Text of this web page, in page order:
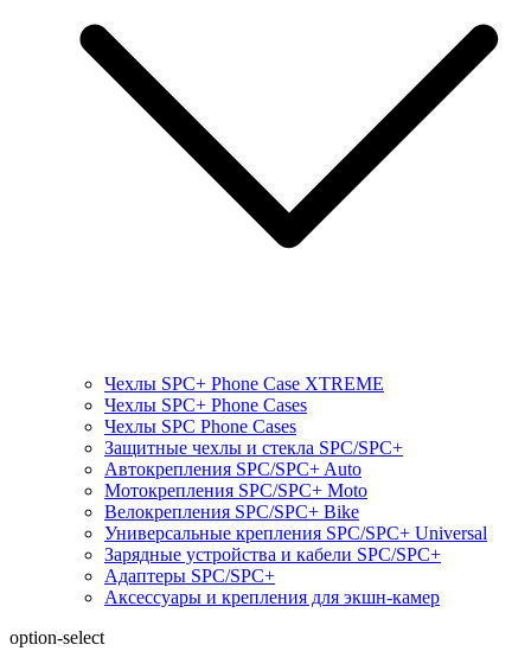
Чехлы SPC+ Phone Case XTREME
Чехлы SPC+ Phone Cases
Чехлы SPС Phone Cases
Защитные чехлы и стекла SPC/SPC+
Автокрепления SPС/SPC+ Auto
Мотокрепления SPС/SPC+ Moto
Велокрепления SPС/SPC+ Bike
Универсальные крепления SPС/SPC+ Universal
Зарядные устройства и кабели SPC/SPC+
Адаптеры SPC/SPC+
Аксессуары и крепления для экшн-камер
option-select